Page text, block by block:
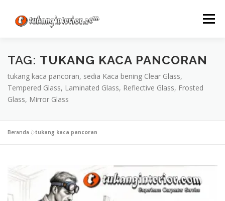
konten
Menu
TAG: TUKANG KACA PANCORAN
tukang kaca pancoran, sedia Kaca bening Clear Glass,
Tempered Glass, Laminated Glass, Reflective Glass, Frosted
Glass, Mirror Glass
Beranda »tukang kaca pancoran